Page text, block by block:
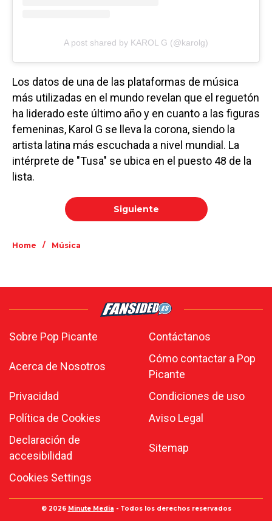
A post shared by KAROL G (@karolg)
Los datos de una de las plataformas de música
más utilizadas en el mundo revelan que el reguetón
ha liderado este último año y en cuanto a las figuras
femeninas, Karol G se lleva la corona, siendo la
artista latina más escuchada a nivel mundial. La
intérprete de "Tusa" se ubica en el puesto 48 de la
lista.
Siguiente
Home / Música
Sobre Pop Picante Contáctanos
Acerca de Nosotros
Cómo contactar a Pop
Picante
Privacidad
Condiciones de uso
Política de Cookies
Aviso Legal
Declaración de
accesibilidad
Sitemap
Cookies Settings
© 2026 Minute Media - Todos los derechos reservados